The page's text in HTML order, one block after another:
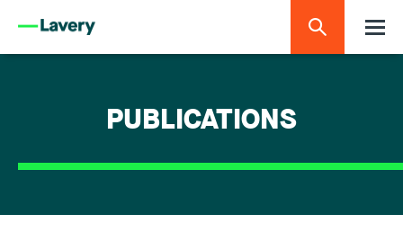
PUBLICATIONS